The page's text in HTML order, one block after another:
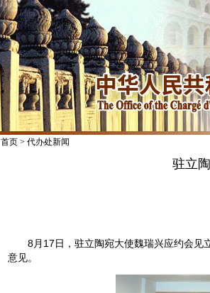
首页> 代办处新闻
驻立
8月17日，驻立陶宛大使魏瑞兴应约会见
意见。